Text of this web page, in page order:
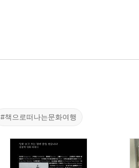
#책으로떠나는문화여행